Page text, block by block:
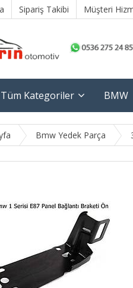
Sipariş Takibi Müşteri
Tüm Kategoriler BMW
Bmw Yedek Parça